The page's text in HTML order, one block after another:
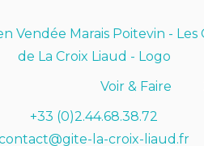
Voir & Faire
+33 (0)2.44.68.38.72
la-croix-liaud.fr